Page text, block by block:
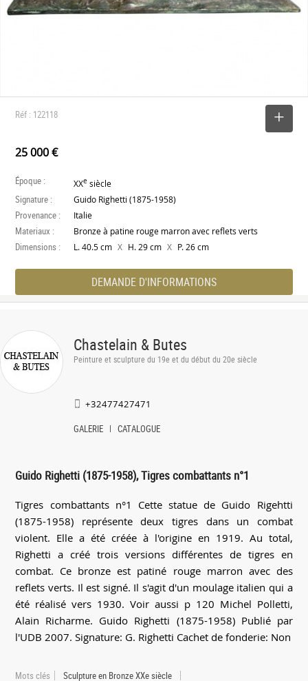
Réf : 122118
25 000 €
Époque : XXe siècle
Signature : Guido Righetti (1875-1958)
Provenance : Italie
Materiaux : Bronze à patine rouge marron avec reflets verts
Dimensions : L. 40.5 cm X H. 29 cm X P. 26 cm
DEMANDE D'INFORMATIONS
Chastelain & Butes
Peinture et sculpture du 19e et du début du 20e siècle
+32477427471
GALERIE CATALOGUE
Guido Righetti (1875-1958), Tigres combattants n°1
Tigres combattants n°1 Cette statue de Guido Rigehtti
(1875-1958) représente deux tigres dans un combat
violent. Elle a été créée à l'origine en 1919. Au total,
Righetti a créé trois versions différentes de tigres en
combat. Ce bronze est patiné rouge marron avec des
reflets verts. Il est signé. Il s'agit d'un moulage italien qui a
été réalisé vers 1930. Voir aussi p 120 Michel Polletti,
Alain Richarme. Guido Righetti (1875-1958) Publié par
l'UDB 2007. Signature: G. Righetti Cachet de fonderie: Non
Mots clés Sculpture en Bronze XXe siècle